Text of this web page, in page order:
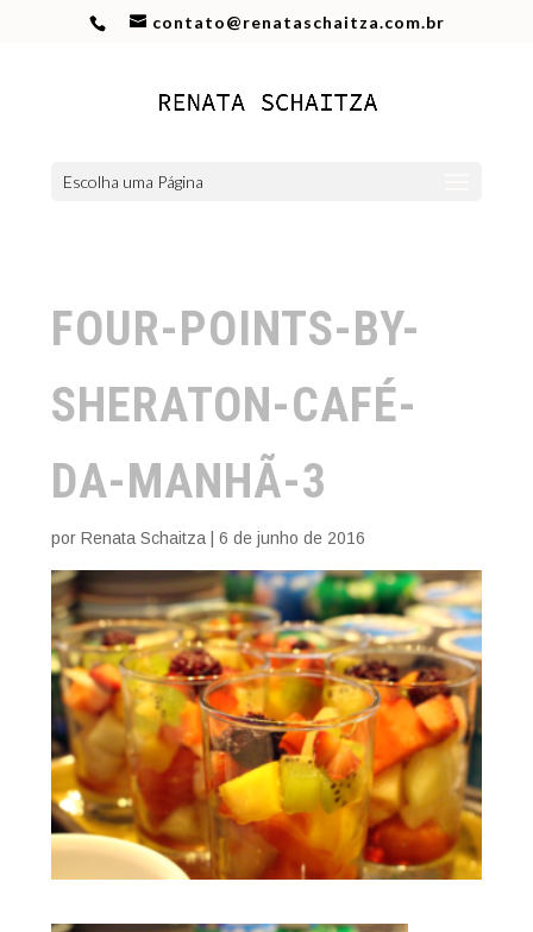
contato@renataschaitza.com.br
Escolha uma Página
FOUR-POINTS-BY-
SHERATON-CAFÉ-
DA-MANHÃ-3
por Renata Schaitza| 6 de junho de 2016